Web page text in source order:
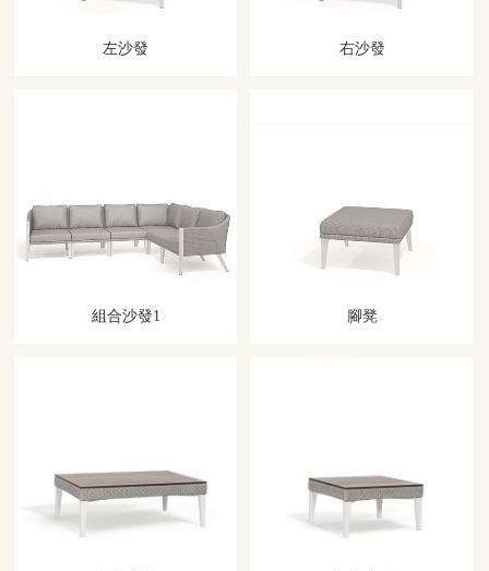
左沙發 右沙發
組合沙發1 腳凳